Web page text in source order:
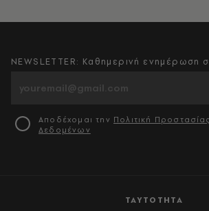
ΤΑΥΤΟΤΗΤΑ
NEWSLETTER: Καθημερινή ενημέρωση
Αποδέχομαι την Πολιτική
Δεδομένων